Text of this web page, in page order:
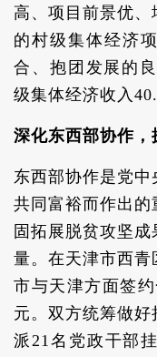
高、项目前景优
的村级集体经济
合、抱团发展的
级集体经济收入
深化东西部协作
东西部协作是党
共同富裕而作出
固拓展脱贫攻坚
量。在天津市西青
市与天津方面签
元。双方统筹做
派21名党政干部